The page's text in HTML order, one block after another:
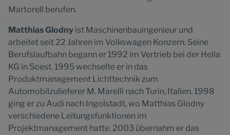
Martorell berufen.
Matthias Glodny ist Maschinenbauingenieur und
arbeitet seit 22 Jahren im Volkswagen Konzern. Seine
Berufslaufbahn begann er 1992 im Vertrieb bei der Hella
KG in Soest. 1995 wechselte er in das
Produktmanagement Lichttechnik zum
Automobilzulieferer M. Marelli nach Turin, Italien. 1998
ging er zu Audi nach Ingolstadt, wo Matthias Glodny
verschiedene Leitungsfunktionen im
Projektmanagement hatte. 2003 übernahm er das